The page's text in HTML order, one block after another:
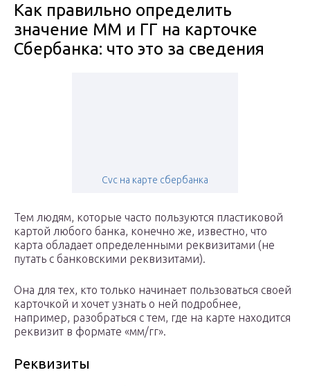
Как правильно определить
значение ММ и ГГ на карточке
Сбербанка: что это за сведения
Cvc на карте сбербанка
Тем людям, которые часто пользуются пластиковой
картой любого банка, конечно же, известно, что
карта обладает определенными реквизитами (не
путать с банковскими реквизитами).
Она для тех, кто только начинает пользоваться своей
карточкой и хочет узнать о ней подробнее,
например, разобраться с тем, где на карте находится
реквизит в формате «мм/гг».
Реквизиты